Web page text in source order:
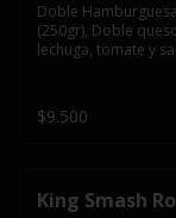
Doble
(250gr), Doble
lechuga, tomate y
$9.500
King Smash